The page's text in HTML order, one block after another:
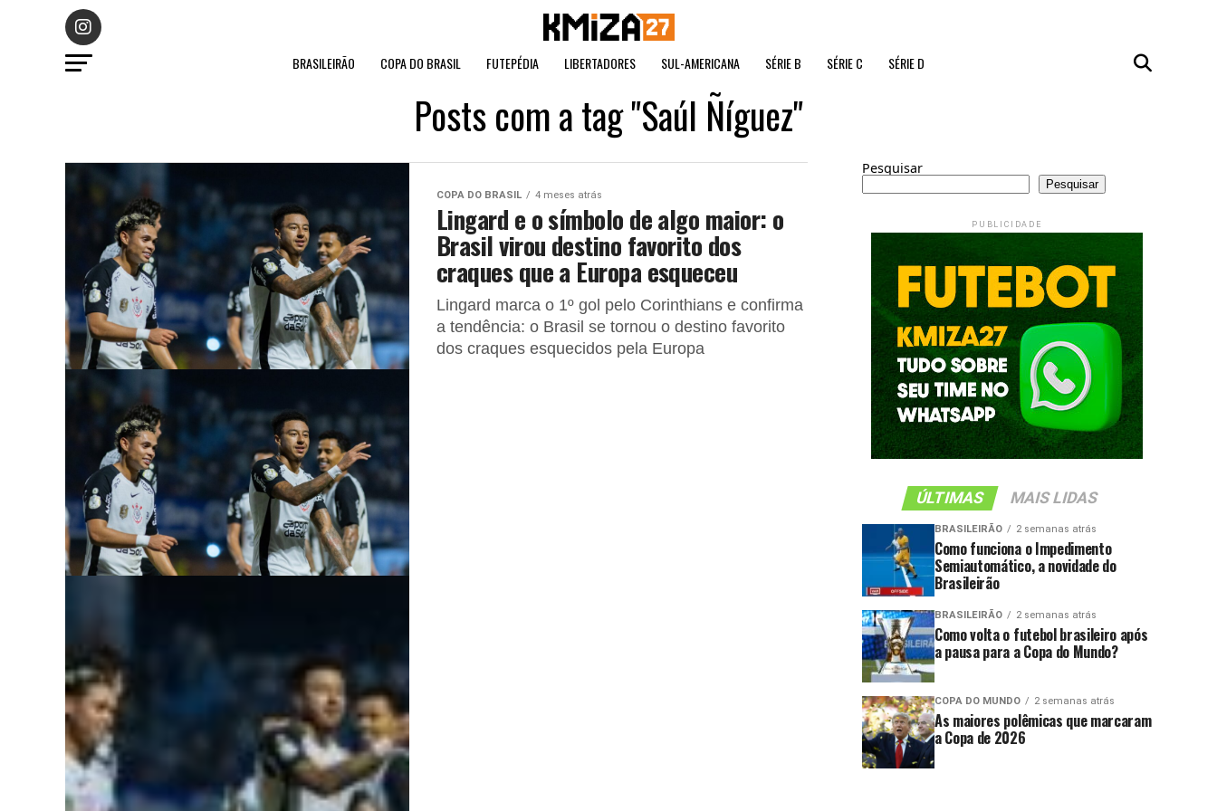
BRASILEIRÃO COPA DO BRASIL FUTEPÉDIA LIBERTADORES SUL-AMERICANA SÉRIE B SÉRIE C SÉRIE D
Posts com a tag "Saúl Ñíguez"
COPA DO BRASIL 4 meses atrás
Lingard e o símbolo de algo maior: o
Brasil virou destino favorito dos
craques que a Europa esqueceu
Lingard marca o 1º gol pelo Corinthians e confirma
a tendência: o Brasil se tornou o destino favorito
dos craques esquecidos pela Europa
Pesquisar
Pesquisar
PUBLICIDADE
ÚLTIMAS MAIS LIDAS
BRASILEIRÃO 2 semanas atrás
Como funciona o Impedimento
Semiautomático, a novidade do
Brasileirão
BRASILEIRÃO 2 semanas atrás
Como volta o futebol brasileiro após
a pausa para a Copa do Mundo?
COPA DO MUNDO 2 semanas atrás
As maiores polêmicas que marcaram
a Copa de 2026